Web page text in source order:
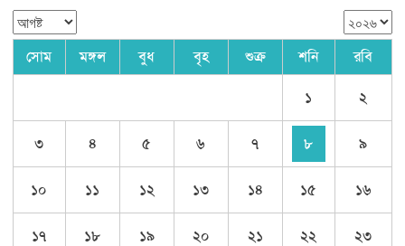
সোম মঙ্গল বুধ বৃহ শুক্র শনি রবি
১ ২
৩ ৪ ৫ ৬ ৭ ৮ ৯
১০ ১১ ১২ ১৩ ১৪ ১৫ ১৬
১৭ ১৮ ১৯ ২০ ২১ ২২ ২৩